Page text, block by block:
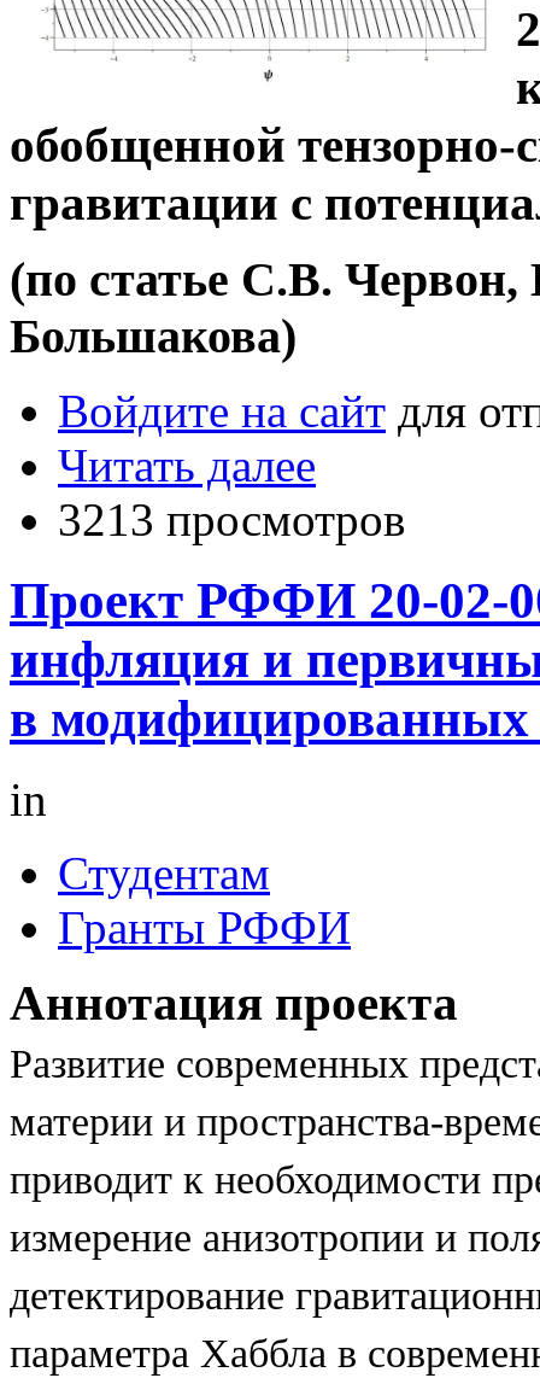
обобщенной тензорно-
гравитации с
(по статье С.В.
Большакова)
Войдите на сайт для
Читать далее
3213 просмотров
Проект РФФИ 20-02-
инфляция и
в модифицированных
in
Студентам
Гранты РФФИ
Аннотация проекта
Развитие современных
материи и пространства-
приводит к необходимости
измерение анизотропии и
детектирование
параметра Хаббла в